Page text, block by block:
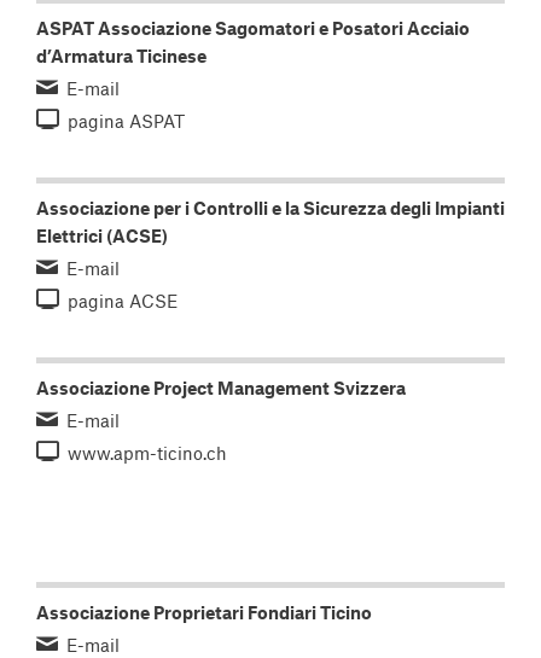
ASPAT Associazione Sagomatori e Posatori Acciaio
d’Armatura Ticinese
E-mail
pagina ASPAT
Associazione per i Controlli e la Sicurezza degli Impianti
Elettrici (ACSE)
E-mail
pagina ACSE
Associazione Project Management Svizzera
E-mail
www.apm-ticino.ch
Associazione Proprietari Fondiari Ticino
E-mail